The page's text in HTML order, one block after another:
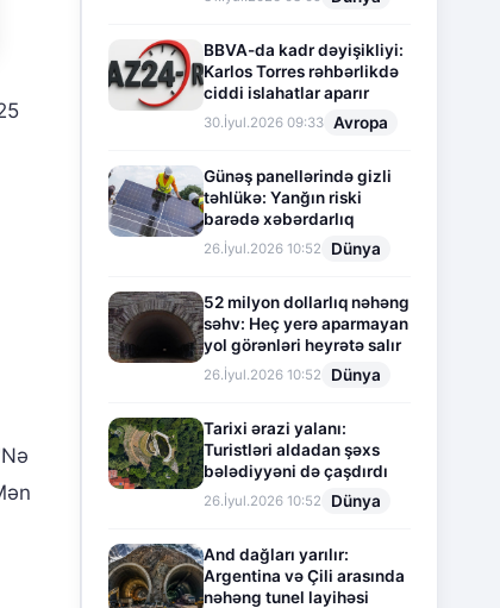
BBVA-da kadr dəyişikliyi:
Karlos Torres rəhbərlikdə
ciddi islahatlar aparır
30.İyul.2026 09:33 Avropa
Günəş panellərində gizli
təhlükə: Yanğın riski
barədə xəbərdarlıq
26.İyul.2026 10:52 Dünya
52 milyon dollarlıq nəhəng
səhv: Heç yerə aparmayan
yol görənləri heyrətə salır
26.İyul.2026 10:52 Dünya
Tarixi ərazi yalanı:
Turistləri aldadan şəxs
bələdiyyəni də çaşdırdı
26.İyul.2026 10:52 Dünya
And dağları yarılır:
Argentina və Çili arasında
nəhəng tunel layihəsi